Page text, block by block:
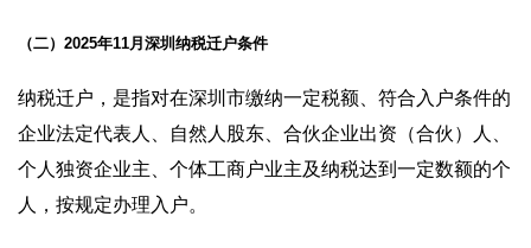
（二）2025年11月深圳纳税迁户条件
纳税迁户，是指对在深圳市缴纳一定税额、符合入户条件的
企业法定代表人、自然人股东、合伙企业出资（合伙）人、
个人独资企业主、个体工商户业主及纳税达到一定数额的个
人，按规定办理入户。